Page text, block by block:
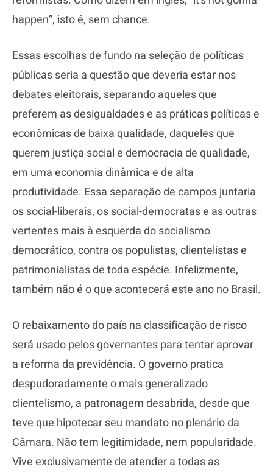
happen”, isto é, sem chance.
Essas escolhas de fundo na seleção de políticas
públicas seria a questão que deveria estar nos
debates eleitorais, separando aqueles que
preferem as desigualdades e as práticas políticas e
econômicas de baixa qualidade, daqueles que
querem justiça social e democracia de qualidade,
em uma economia dinâmica e de alta
produtividade. Essa separação de campos juntaria
os social-liberais, os social-democratas e as outras
vertentes mais à esquerda do socialismo
democrático, contra os populistas, clientelistas e
patrimonialistas de toda espécie. Infelizmente,
também não é o que acontecerá este ano no Brasil.
O rebaixamento do país na classificação de risco
será usado pelos governantes para tentar aprovar
a reforma da previdência. O governo pratica
despudoradamente o mais generalizado
clientelismo, a patronagem desabrida, desde que
teve que hipotecar seu mandato no plenário da
Câmara. Não tem legitimidade, nem popularidade.
Vive exclusivamente de atender a todas as